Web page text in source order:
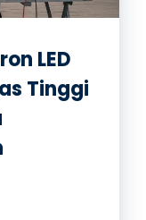
LED
Tinggi